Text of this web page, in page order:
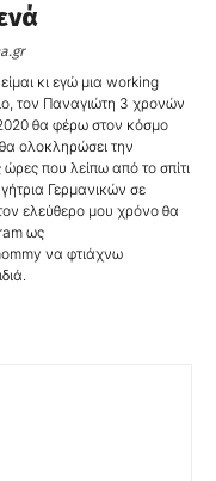
κι εγώ μια working
τον Παναγιώτη 3 χρονών
2020 θα φέρω στον κόσμο
ολοκληρώσει την
ώρες που λείπω από το σπίτι
Γερμανικών σε
ελεύθερο μου χρόνο θα
ως
να φτιάχνω